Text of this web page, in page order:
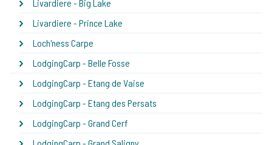
Livardiere - Big Lake
Livardiere - Prince Lake
Loch'ness Carpe
LodgingCarp - Belle Fosse
LodgingCarp - Etang de Vaise
LodgingCarp - Etang des Persats
LodgingCarp - Grand Cerf
LodgingCarp - Grand Saligny